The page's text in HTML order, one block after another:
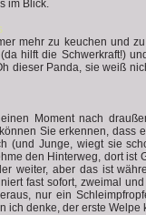
im Blick.
mehr zu keuchen und
hilft die Schwerkraft!)
dieser Panda, sie weiß
Moment nach
Sie erkennen, dass
(und Junge, wiegt sie
den Hinterweg, dort ist
weiter, aber das ist
fast sofort, zweimal
nur ein
ich denke, der erste Welpe